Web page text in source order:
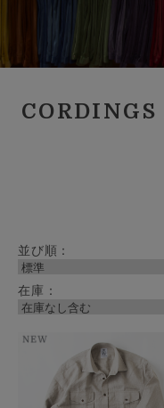
CORDINGS
並び順：
在庫：